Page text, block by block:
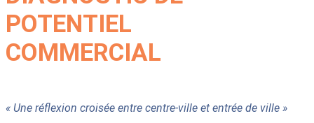
POTENTIEL
COMMERCIAL
« Une réflexion croisée entre centre-ville et entrée de ville »